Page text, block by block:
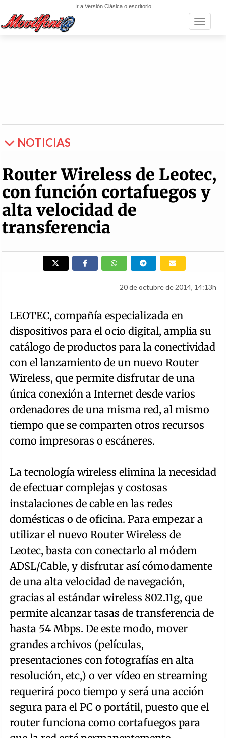
Ir a Versión Clásica o escritorio
Toggle
NOTICIAS
Router Wireless de Leotec,
con función cortafuegos y
alta velocidad de
transferencia
20 de octubre de 2014, 14:13h
LEOTEC, compañía especializada en
dispositivos para el ocio digital, amplia su
catálogo de productos para la conectividad
con el lanzamiento de un nuevo Router
Wireless, que permite disfrutar de una
única conexión a Internet desde varios
ordenadores de una misma red, al mismo
tiempo que se comparten otros recursos
como impresoras o escáneres.
La tecnología wireless elimina la necesidad
de efectuar complejas y costosas
instalaciones de cable en las redes
domésticas o de oficina. Para empezar a
utilizar el nuevo Router Wireless de
Leotec, basta con conectarlo al módem
ADSL/Cable, y disfrutar así cómodamente
de una alta velocidad de navegación,
gracias al estándar wireless 802.11g, que
permite alcanzar tasas de transferencia de
hasta 54 Mbps. De este modo, mover
grandes archivos (películas,
presentaciones con fotografías en alta
resolución, etc,) o ver vídeo en streaming
requerirá poco tiempo y será una acción
segura para el PC o portátil, puesto que el
router funciona como cortafuegos para